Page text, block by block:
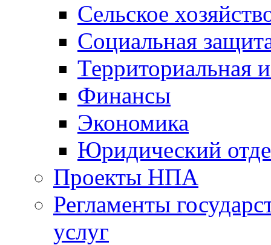
Сельское
Социальная
Территориальная
Финансы
Экономика
Юридический
Проекты НПА
Регламенты
услуг